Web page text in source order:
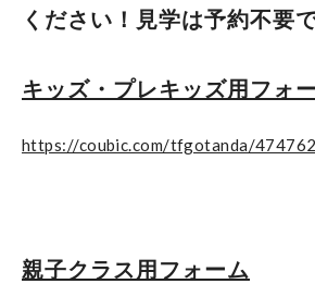
ください！見学は予約不要で
キッズ・プレキッズ用フォ
https://coubic.com/tfgotanda/
親子クラス用フォーム